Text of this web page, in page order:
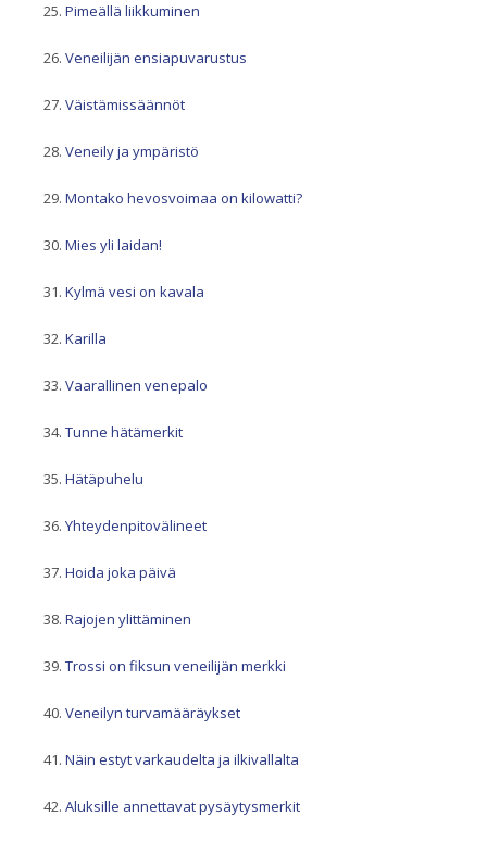
Pimeällä liikkuminen
Veneilijän ensiapuvarustus
Väistämissäännöt
Veneily ja ympäristö
Montako hevosvoimaa on kilowatti?
Mies yli laidan!
Kylmä vesi on kavala
Karilla
Vaarallinen venepalo
Tunne hätämerkit
Hätäpuhelu
Yhteydenpitovälineet
Hoida joka päivä
Rajojen ylittäminen
Trossi on fiksun veneilijän merkki
Veneilyn turvamääräykset
Näin estyt varkaudelta ja ilkivallalta
Aluksille annettavat pysäytysmerkit